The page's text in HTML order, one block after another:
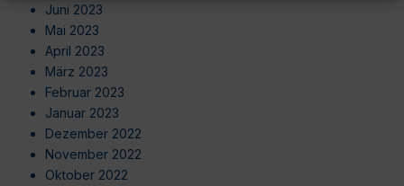
Juni 2023
Mai 2023
April 2023
März 2023
Februar 2023
Januar 2023
Dezember 2022
November 2022
Oktober 2022